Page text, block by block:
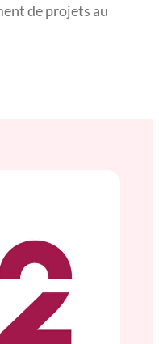
de projets au